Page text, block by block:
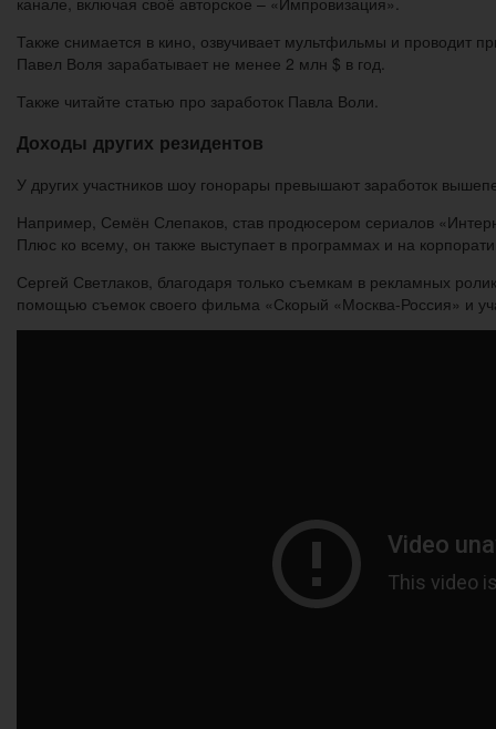
Также снимается в кино, озвучивает мультфильмы и проводит
Павел Воля зарабатывает не менее 2 млн $ в год.
Также читайте статью про заработок Павла Воли.
Доходы других резидентов
У других участников шоу гонорары превышают заработок
Например, Семён Слепаков, став продюсером сериалов
Плюс ко всему, он также выступает в программах и на
Сергей Светлаков, благодаря только съемкам в рекламных
помощью съемок своего фильма «Скорый «Москва-Россия» и